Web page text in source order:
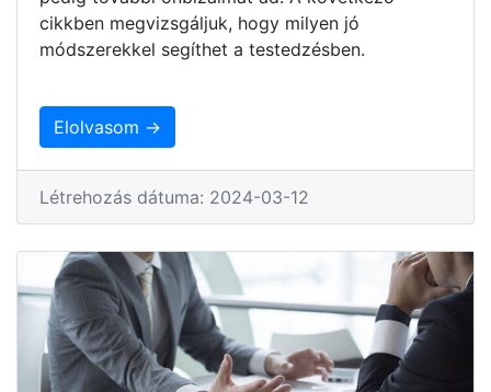
cikkben megvizsgáljuk, hogy milyen jó
módszerekkel segíthet a testedzésben.
Elolvasom →
Létrehozás dátuma: 2024-03-12